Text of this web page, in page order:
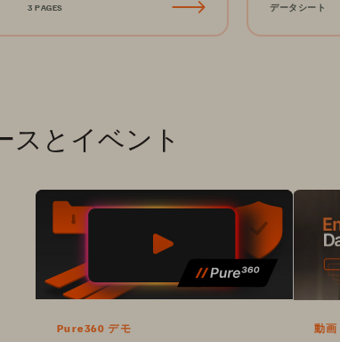
3 PAGES データシート
スとイベント
Pure360 デモ 動画